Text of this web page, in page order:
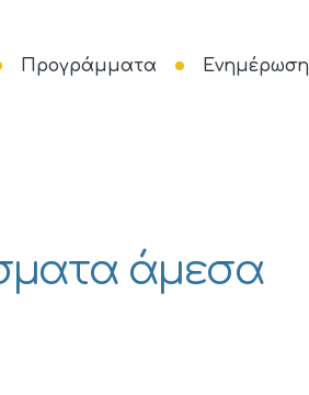
Προγράμματα Ενημέρωση
άμεσα